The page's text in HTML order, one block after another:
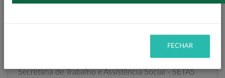
Secretaria de Trabalho e Assistência Social - SETAS
FECHAR